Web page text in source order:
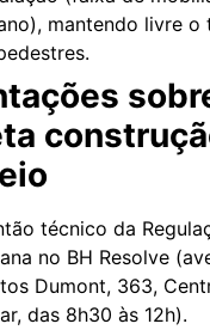
mantendo livre o
técnico da
no BH Resolve
Dumont, 363,
das 8h30 às 12h).